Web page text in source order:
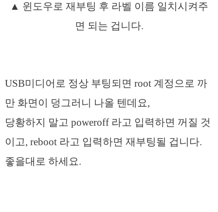
▲ 윈도우로 재부팅 후 라벨 이름 일치시켜주
면 되는 겁니다.
USB미디어로 정상 부팅되면 root 계정으로 까
만 화면이 덩그러니 나올 텐데요,
당황하지 말고 poweroff 라고 입력하면 꺼질 것
이고, reboot 라고 입력하면 재부팅될 겁니다.
좋을대로 하세요.